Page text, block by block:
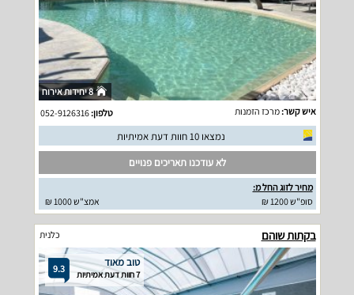
8 יחידות אירוח
איש קשר:מרכז הזמנות טלפון:052-9126316
נמצאו 10 חוות דעת אמיתיות
לא עודכנו תאריכים פנויים
מחיר לזוג החל מ:
סופ"ש 1200 ₪
אמצ"ש 1000 ₪
בקתות שוהם כלנית
9.3 טוב מאוד
7 חוות דעת אמיתיות